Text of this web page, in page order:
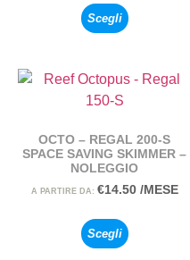
Scegli
OCTO – REGAL 200-S
SPACE SAVING SKIMMER –
NOLEGGIO
A PARTIRE DA: €14.50 /MESE
Scegli